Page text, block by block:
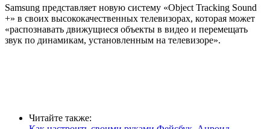
Samsung представляет новую систему «Object Tracking Sound
+» в своих высококачественных телевизорах, которая может
«распознавать движущиеся объекты в видео и перемещать
звук по динамикам, установленным на телевизоре».
Читайте также: